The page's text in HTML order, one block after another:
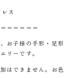
ス
＝＝＝＝＝
お子様の手形・足形
リーです。
はできません。お色